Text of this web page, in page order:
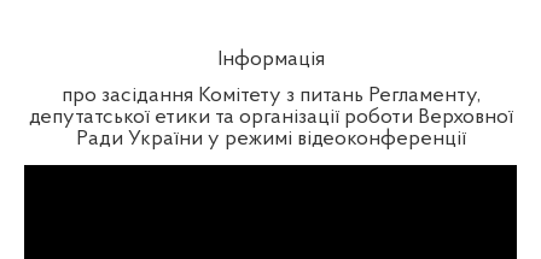
Інформація
про засідання Комітету з питань Регламенту,
депутатської етики та організації роботи Верховної
Ради України у режимі відеоконференції